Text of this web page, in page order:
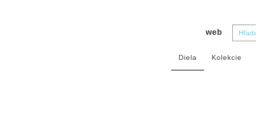
web
Diela Kolekcie